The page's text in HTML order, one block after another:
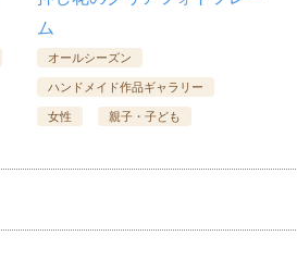
ム
オールシーズン
ハンドメイド作品ギャラリー
女性 親子・子ども